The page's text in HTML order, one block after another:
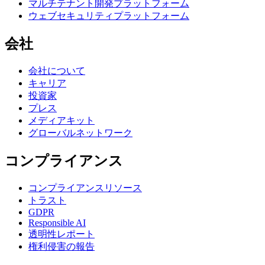
マルチテナント開発プラットフォーム
ウェブセキュリティプラットフォーム
会社
会社について
キャリア
投資家
プレス
メディアキット
グローバルネットワーク
コンプライアンス
コンプライアンスリソース
トラスト
GDPR
Responsible AI
透明性レポート
権利侵害の報告